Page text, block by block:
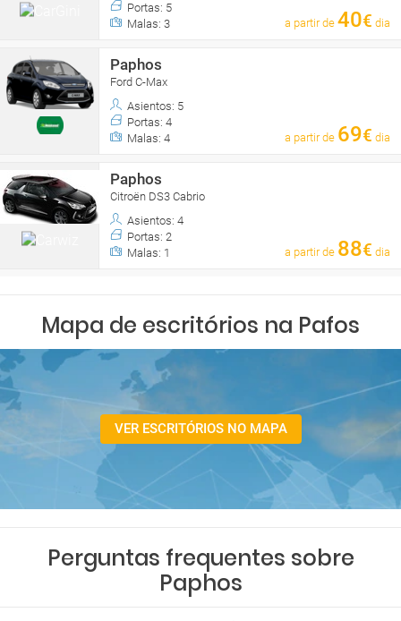
Portas: 5
Malas: 3
a partir de 40€ dia
Paphos
Ford C-Max
Asientos: 5
Portas: 4
Malas: 4
a partir de 69€ dia
Paphos
Citroën DS3 Cabrio
Asientos: 4
Portas: 2
Malas: 1
a partir de 88€ dia
Mapa de escritórios na Pafos
VER ESCRITÓRIOS NO MAPA
Perguntas frequentes sobre
Paphos